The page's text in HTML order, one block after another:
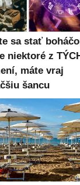
sa stať
niektoré z
máte vraj
šancu